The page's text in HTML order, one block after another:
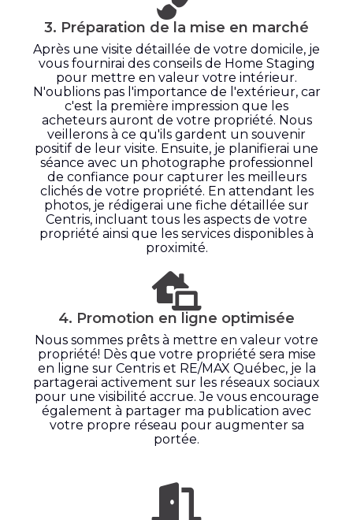
3. Préparation de la mise en marché
Après une visite détaillée de votre domicile, je
vous fournirai des conseils de Home Staging
pour mettre en valeur votre intérieur.
N'oublions pas l'importance de l'extérieur, car
c'est la première impression que les
acheteurs auront de votre propriété. Nous
veillerons à ce qu'ils gardent un souvenir
positif de leur visite. Ensuite, je planifierai une
séance avec un photographe professionnel
de confiance pour capturer les meilleurs
clichés de votre propriété. En attendant les
photos, je rédigerai une fiche détaillée sur
Centris, incluant tous les aspects de votre
propriété ainsi que les services disponibles à
proximité.
4. Promotion en ligne optimisée
Nous sommes prêts à mettre en valeur votre
propriété! Dès que votre propriété sera mise
en ligne sur Centris et RE/MAX Québec, je la
partagerai activement sur les réseaux sociaux
pour une visibilité accrue. Je vous encourage
également à partager ma publication avec
votre propre réseau pour augmenter sa
portée.